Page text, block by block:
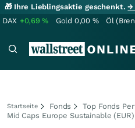
🎁 Ihre Lieblingsaktie geschenkt.→
DAX +0,69% Gold 0,00 % Öl
Startseite Fonds
Top Fonds
Mid Caps Europe Sustainable